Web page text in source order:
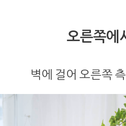
오른쪽에
벽에 걸어 오른쪽